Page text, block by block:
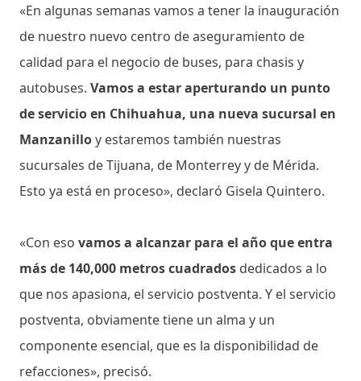
«En algunas semanas vamos a tener la inauguración
de nuestro nuevo centro de aseguramiento de
calidad para el negocio de buses, para chasis y
autobuses. Vamos a estar aperturando un punto
de servicio en Chihuahua, una nueva sucursal en
Manzanilloy estaremos también nuestras
sucursales de Tijuana, de Monterrey y de Mérida.
Esto ya está en proceso», declaró Gisela Quintero.
«Con eso vamos a alcanzar para el año que entra
más de 140,000 metros cuadrados dedicados a lo
que nos apasiona, el servicio postventa. Y el servicio
postventa, obviamente tiene un alma y un
componente esencial, que es la disponibilidad de
refacciones», precisó.